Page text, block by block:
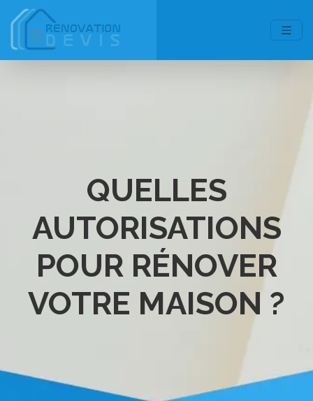
QUELLES
AUTORISATIONS
POUR RÉNOVER
VOTRE MAISON ?